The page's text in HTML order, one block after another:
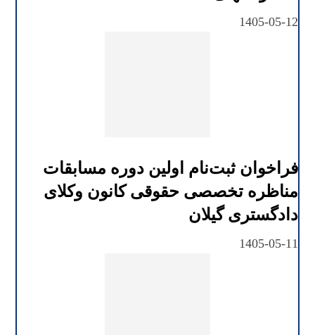
1405-05-12
فراخوان ثبت‌نام اولین دوره مسابقات
مناظره تخصصی حقوقی کانون وکلای
دادگستری گیلان
1405-05-11